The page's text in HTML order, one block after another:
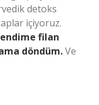
detoks
içiyoruz.
filan
döndüm.Ve